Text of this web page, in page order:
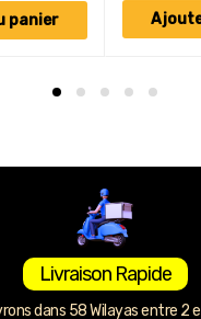
panier
Livraison Rapide
dans 58 Wilayas entre 2